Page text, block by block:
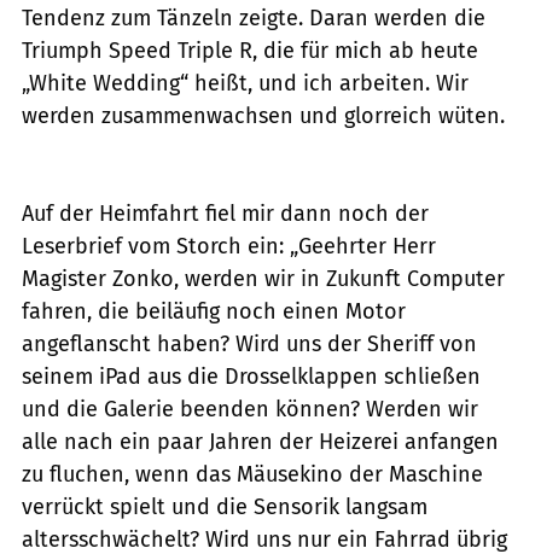
Tendenz zum Tänzeln zeigte. Daran werden die
Triumph Speed Triple R, die für mich ab heute
„White Wedding“ heißt, und ich arbeiten. Wir
werden zusammenwachsen und glorreich wüten.
Auf der Heimfahrt fiel mir dann noch der
Leserbrief vom Storch ein: „Geehrter Herr
Magister Zonko, werden wir in Zukunft Computer
fahren, die beiläufig noch einen Motor
angeflanscht haben? Wird uns der Sheriff von
seinem iPad aus die Drosselklappen schließen
und die Galerie beenden können? Werden wir
alle nach ein paar Jahren der Heizerei anfangen
zu fluchen, wenn das Mäusekino der Maschine
verrückt spielt und die Sensorik langsam
altersschwächelt? Wird uns nur ein Fahrrad übrig